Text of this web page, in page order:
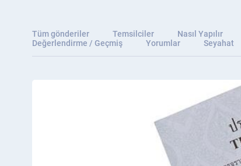
Tüm gönderiler Temsilciler Nasıl Yapılır
Değerlendirme / Geçmiş
Yorumlar Seyahat